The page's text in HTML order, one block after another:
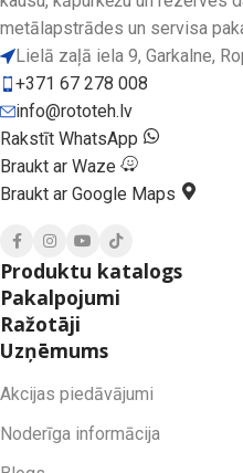
metālapstrādes un servisa
Lielā zaļā iela 9, Garkalne,
+371 67 278 008
info@rototeh.lv
Rakstīt WhatsApp
Braukt ar Waze
Braukt ar Google Maps
Produktu katalogs
Pakalpojumi
Ražotāji
Uzņēmums
Akcijas piedāvājumi
Noderīga informācija